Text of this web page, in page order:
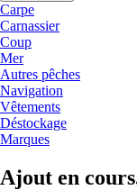
Carpe
Carnassier
Coup
Mer
Autres pêches
Navigation
Vêtements
Déstockage
Marques
Ajout en